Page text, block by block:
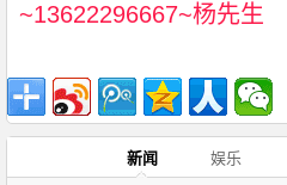
~13622296667~杨先生
新闻 娱乐